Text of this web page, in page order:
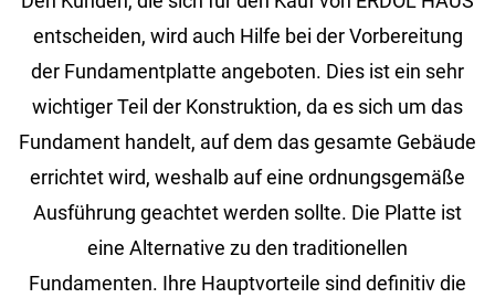
entscheiden, wird auch Hilfe bei der Vorbereitung
der Fundamentplatte angeboten. Dies ist ein sehr
wichtiger Teil der Konstruktion, da es sich um das
Fundament handelt, auf dem das gesamte Gebäude
errichtet wird, weshalb auf eine ordnungsgemäße
Ausführung geachtet werden sollte. Die Platte ist
eine Alternative zu den traditionellen
Fundamenten. Ihre Hauptvorteile sind definitiv die